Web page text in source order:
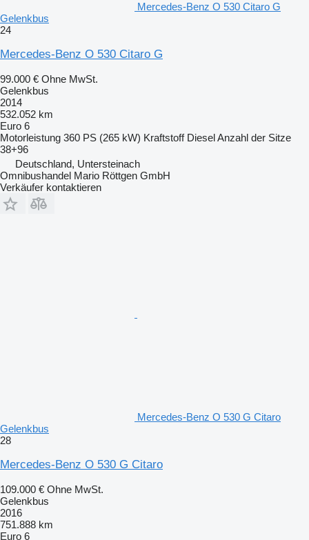
Mercedes-Benz O 530 Citaro G
Gelenkbus
24
Mercedes-Benz O 530 Citaro G
99.000 € Ohne MwSt.
Gelenkbus
2014
532.052 km
Euro 6
Motorleistung 360 PS (265 kW) Kraftstoff DieselAnzahl der Sitze
38+96
Deutschland, Untersteinach
Omnibushandel Mario Röttgen GmbH
Verkäufer kontaktieren
Mercedes-Benz O 530 G Citaro
Gelenkbus
28
Mercedes-Benz O 530 G Citaro
109.000 € Ohne MwSt.
Gelenkbus
2016
751.888 km
Euro 6